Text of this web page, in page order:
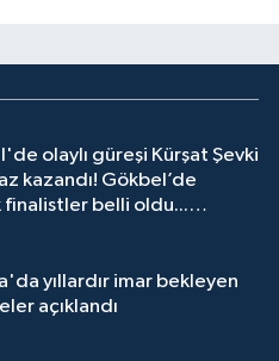
olaylı güreşi Kürşat Şevki
kazandı! Gökbel’de
finalistler belli oldu...
yıllardır imar bekleyen
açıklandı